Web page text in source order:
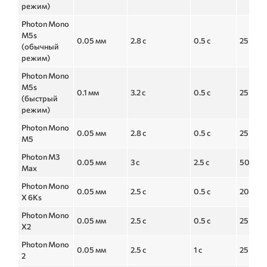
режим)
Photon Mono
M5s
(обычный
режим)
0.05 мм 2.8 с 0.5 с 25 с
Photon Mono
M5s
(быстрый
режим)
0.1 мм 3.2 с 0.5 с 25 с
Photon Mono
M5
0.05 мм 2.8 с 0.5 с 25 с
Photon M3
Max
0.05 мм 3 с 2.5 с 50 с
Photon Mono
X 6Ks
0.05 мм 2.5 с 0.5 с 20 с
Photon Mono
X2
0.05 мм 2.5 с 0.5 с 25 с
Photon Mono
2
0.05 мм 2.5 с 1 с 25 с